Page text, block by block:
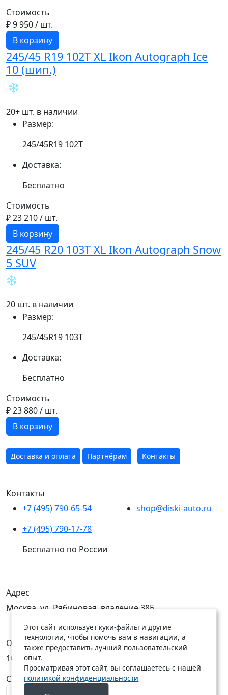
Стоимость
₽ 9 950/ шт.
В корзину
245/45 R19 102T XL Ikon Autograph Ice
10 (шип.)
20+ шт. в наличии
Размер:
245/45R19 102T
Доставка:
Бесплатно
Стоимость
₽ 23 210/ шт.
В корзину
245/45 R20 103T XL Ikon Autograph Snow
5 SUV
20 шт. в наличии
Размер:
245/45R19 103T
Доставка:
Бесплатно
Стоимость
₽ 23 880/ шт.
В корзину
Доставка и оплата Партнёрам Контакты
Контакты
+7 (495) 790-65-54
+7 (495) 790-17-78
Бесплатно по России
shop@diski-auto.ru
Адрес
Москва, ул. Рябиновая, владение 38Б
Открыты
10:00 — 19:00
C Пн по Пт
C Сб по Вс
Этот сайт использует куки-файлы и другие
технологии, чтобы помочь вам в навигации, а
также предоставить лучший пользовательский
опыт.
Просматривая этот сайт, вы соглашаетесь с нашей
политикой конфиденциальности